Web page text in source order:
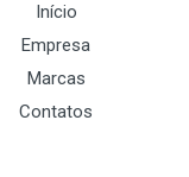
Início
Empresa
Marcas
Contatos